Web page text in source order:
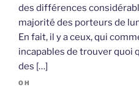
des différences
majorité des porteurs de
En fait, il y a ceux, qui
incapables de trouver quoi
des […]
OH